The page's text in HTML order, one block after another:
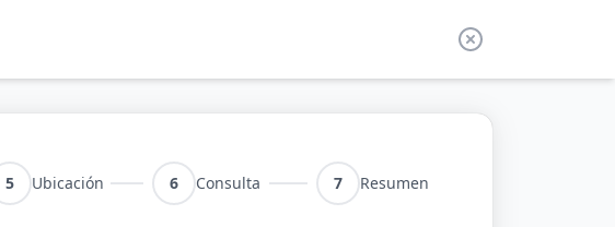
5 Ubicación 6 Consulta 7 Resumen